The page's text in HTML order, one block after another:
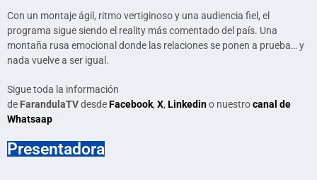
Con un montaje ágil, ritmo vertiginoso y una audiencia fiel, el
programa sigue siendo el reality más comentado del país. Una
montaña rusa emocional donde las relaciones se ponen a prueba… y
nada vuelve a ser igual.
Sigue toda la información
de FarandulaTVdesdeFacebook, X, Linkedino nuestrocanal de
Whatsaap
Presentadora